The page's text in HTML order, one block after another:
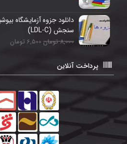
سنجش (LDL-C)
8,000 تومان 6,500 تومان
پرداخت آنلاین